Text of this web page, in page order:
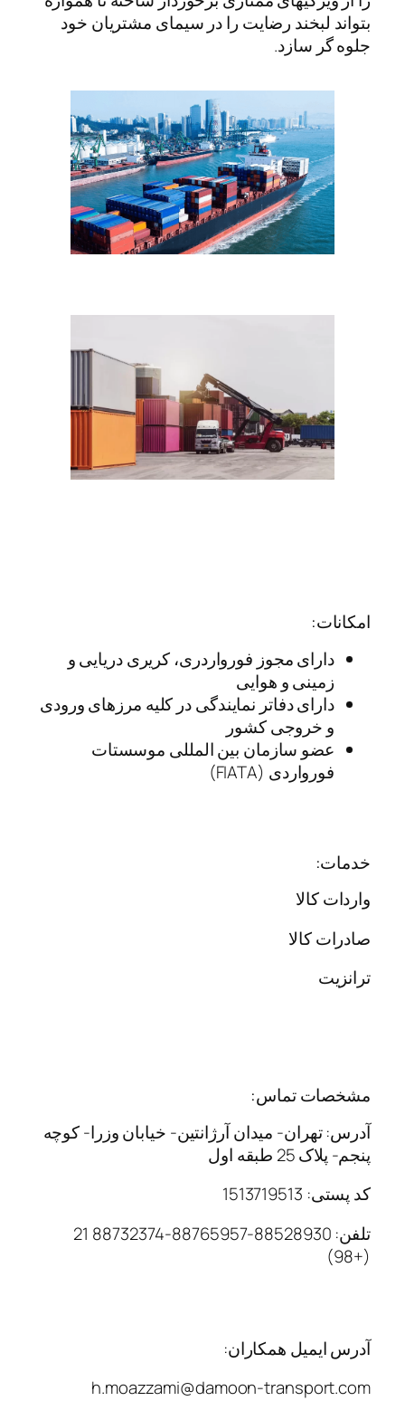
بتواند لبخند رضایت را در سیمای مشتریان خود
جلوه گر سازد.
امکانات:
دارای مجوز فورواردری، کریری دریایی و
زمینی و هوایی
دارای دفاتر نمایندگی در کلیه مرزهای ورودی
و خروجی کشور
عضو سازمان بین المللی موسستات
فورواردی (FIATA)
خدمات:
واردات کالا
صادرات کالا
ترانزیت
مشخصات تماس:
آدرس: تهران- میدان آرژانتین- خیابان وزرا- کوچه
پنجم- پلاک 25 طبقه اول
کد پستی: 1513719513
تلفن: 88528930-88765957-88732374 21
(+98)
آدرس ایمیل همکاران:
h.moazzami@damoon-transport.com